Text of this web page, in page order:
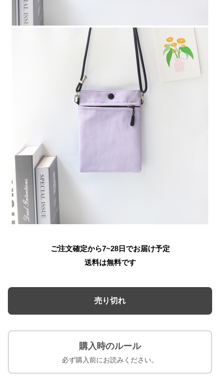
ご注文確定から7~28日でお届け予定
送料は無料です
売り切れ
購入時のルール
必ず購入前にお読みください。